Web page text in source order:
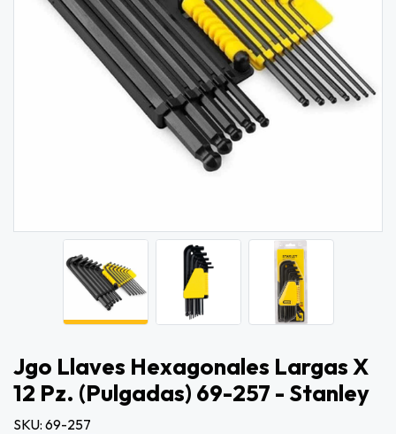
Jgo Llaves Hexagonales Largas X
12 Pz. (pulgadas) 69-257 - Stanley
SKU: 69-257